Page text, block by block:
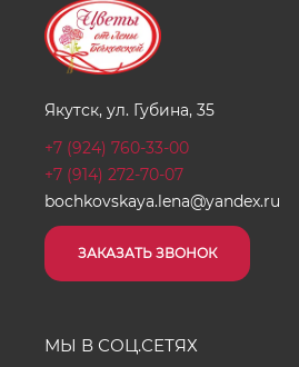
Якутск, ул. Губина, 35
+7 (924) 760-33-00
+7 (914) 272-70-07
bochkovskaya.lena@yandex.ru
ЗАКАЗАТЬ ЗВОНОК
МЫ В СОЦ.СЕТЯХ